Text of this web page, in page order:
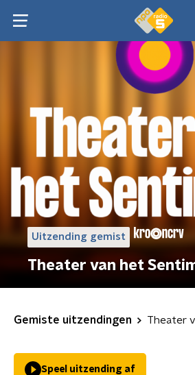
Uitzending gemist
Theater van het
Gemiste uitzendingen Theater
Speel uitzending af